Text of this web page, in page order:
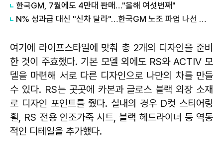
한국GM, 7월에도 4만대 판매…"올해 여섯번째"
N% 성과급 대신 "신차 달라"…한국GM 노조 파업 나선 속사정
여기에 라이프스타일에 맞춰 총 2개의 디자인을 준비
한 것이 주효했다. 기본 모델 외에도 RS와 ACTIV 모
델을 마련해 서로 다른 디자인으로 나만의 차를 만들
수 있다. RS는 곳곳에 카본과 글로스 블랙 외장 소재
로 디자인 포인트를 줬다. 실내의 경우 D컷 스티어링
휠, RS 전용 인조가죽 시트, 블랙 헤드라이너 등 역동
적인 디테일을 추가했다.